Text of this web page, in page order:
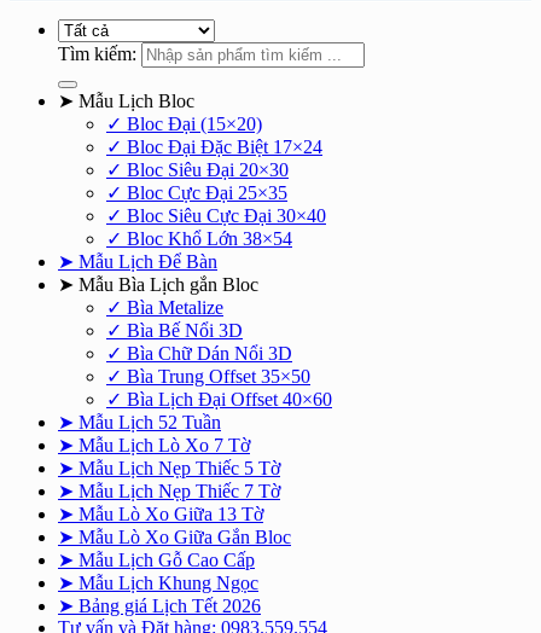
Tìm kiếm:
➤ Mẫu Lịch Bloc
✓ Bloc Đại (15×20)
✓ Bloc Đại Đặc Biệt 17×24
✓ Bloc Siêu Đại 20×30
✓ Bloc Cực Đại 25×35
✓ Bloc Siêu Cực Đại 30×40
✓ Bloc Khổ Lớn 38×54
➤ Mẫu Lịch Để Bàn
➤ Mẫu Bìa Lịch gắn Bloc
✓ Bìa Metalize
✓ Bìa Bế Nổi 3D
✓ Bìa Chữ Dán Nổi 3D
✓ Bìa Trung Offset 35×50
✓ Bìa Lịch Đại Offset 40×60
➤ Mẫu Lịch 52 Tuần
➤ Mẫu Lịch Lò Xo 7 Tờ
➤ Mẫu Lịch Nẹp Thiếc 5 Tờ
➤ Mẫu Lịch Nẹp Thiếc 7 Tờ
➤ Mẫu Lò Xo Giữa 13 Tờ
➤ Mẫu Lò Xo Giữa Gắn Bloc
➤ Mẫu Lịch Gỗ Cao Cấp
➤ Mẫu Lịch Khung Ngọc
➤ Bảng giá Lịch Tết 2026
Tư vấn và Đặt hàng: 0983.559.554